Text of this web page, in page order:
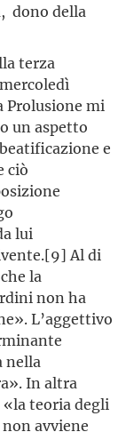
dono della
terza
Prolusione mi
un aspetto
e
ciò
lui
Al di
la
non ha
L’aggettivo
nella
In altra
«la teoria degli
avviene